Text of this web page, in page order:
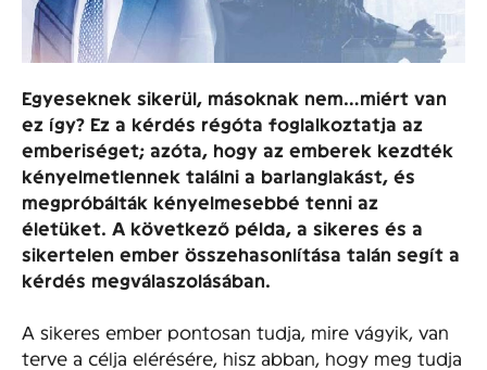
Egyeseknek sikerül, másoknak nem…miért van
ez így? Ez a kérdés régóta foglalkoztatja az
emberiséget; azóta, hogy az emberek kezdték
kényelmetlennek találni a barlanglakást, és
megpróbálták kényelmesebbé tenni az
életüket. A következő példa, a sikeres és a
sikertelen ember összehasonlítása talán segít a
kérdés megválaszolásában.
A sikeres ember pontosan tudja, mire vágyik, van
terve a célja elérésére, hisz abban, hogy meg tudja